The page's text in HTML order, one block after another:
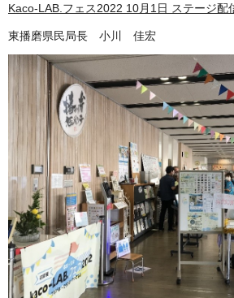
Kaco-LAB.フェス2022 10月1日 ステージ配
東播磨県民局長 小川 佳宏